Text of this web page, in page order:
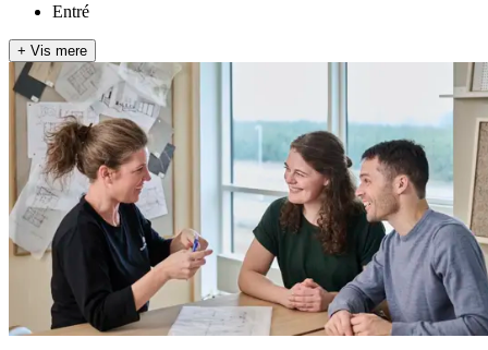
Entré
+ Vis mere